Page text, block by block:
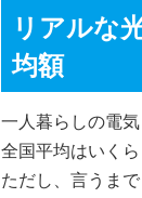
リアルな
均額
一人暮らしの電
全国平均はいくら
ただし、言うま